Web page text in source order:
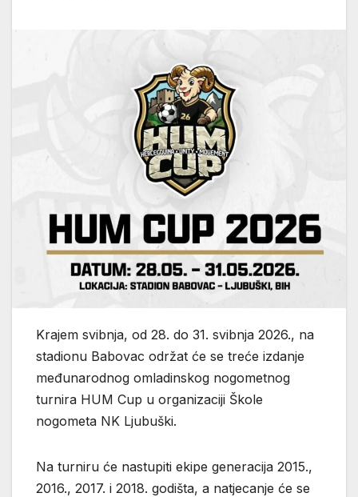
Krajem svibnja, od 28. do 31. svibnja 2026., na
stadionu Babovac održat će se treće izdanje
međunarodnog omladinskog nogometnog
turnira HUM Cup u organizaciji Škole
nogometa NK Ljubuški.
Na turniru će nastupiti ekipe generacija 2015.,
2016., 2017. i 2018. godišta, a natjecanje će se